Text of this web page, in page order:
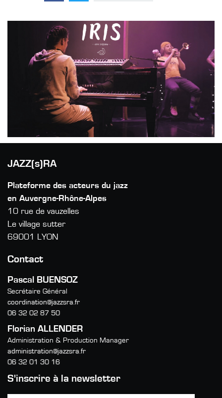
JAZZ(s)RA
Plateforme des acteurs du jazz
en Auvergne-Rhône-Alpes
10 rue de vauzelles
Le village sutter
69001 LYON
Contact
Pascal BUENSOZ
Secrétaire Général
coordination@jazzsra.fr
06 32 02 87 50
Florian ALLENDER
Administration & Production Manager
administration@jazzsra.fr
06 32 01 30 16
S'inscrire à la newsletter